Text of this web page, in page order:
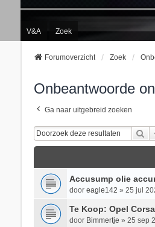
V&A Zoek
Forumoverzicht Zoek
Onbeantwoorde
Ga naar uitgebreid zoeken
Accusump olie
door eagle142 » 25 jul
Te Koop: Opel
door Bimmertje » 25 sep